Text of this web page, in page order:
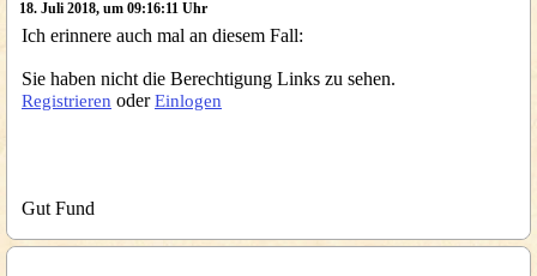
18. Juli 2018, um 09:16:11 Uhr
Ich erinnere auch mal an diesem Fall:
Sie haben nicht die Berechtigung Links zu sehen.
Registrieren oderEinlogen
Gut Fund